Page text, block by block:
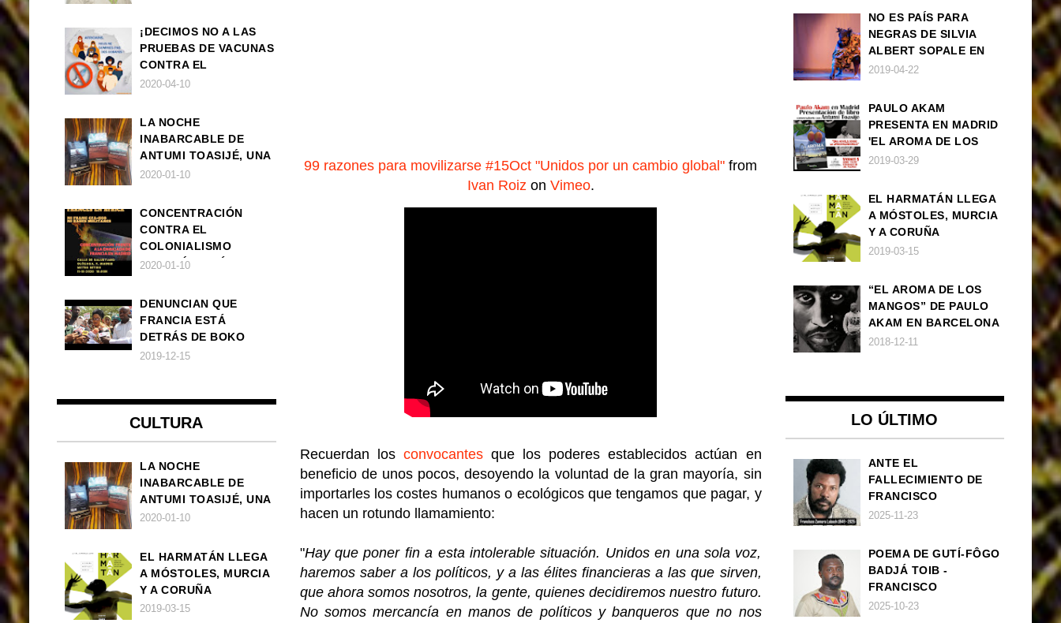
99 razones para movilizarse #15Oct "Unidos por un cambio global" from
Ivan Roizon Vimeo.
Recuerdan los convocantesque los poderes establecidos actúan en
beneficio de unos pocos, desoyendo la voluntad de la gran mayoría, sin
importarles los costes humanos o ecológicos que tengamos que pagar, y
hacen un rotundo llamamiento:
"Hay que poner fin a esta intolerable situación. Unidos en una sola voz,
haremos saber a los políticos, y a las élites financieras a las que sirven,
que ahora somos nosotros, la gente, quienes decidiremos nuestro futuro.
No somos mercancía en manos de políticos y banqueros que no nos
¡DECIMOS NO A LAS
PRUEBAS DE VACUNAS
CONTRA EL
CORONAVIRUS EN
2020-04-10
LA NOCHE
INABARCABLE DE
ANTUMI TOASIJÉ, UNA
NOVELA
2020-01-10
CONCENTRACIÓN
CONTRA EL
COLONIALISMO
FRANCÉS EN ÁFRICA
2020-01-10
DENUNCIAN QUE
FRANCIA ESTÁ
DETRÁS DE BOKO
HARAM
2019-12-15
CULTURA
LA NOCHE
INABARCABLE DE
ANTUMI TOASIJÉ, UNA
NOVELA
2020-01-10
EL HARMATÁN LLEGA
A MÓSTOLES, MURCIA
Y A CORUÑA
2019-03-15
NO ES PAÍS PARA
NEGRAS DE SILVIA
ALBERT SOPALE EN
BARCELONA
2019-04-22
PAULO AKAM
PRESENTA EN MADRID
'EL AROMA DE LOS
MANGOS', UNA
AFRODESCENDENCIA
2019-03-29
EL HARMATÁN LLEGA
A MÓSTOLES, MURCIA
Y A CORUÑA
2019-03-15
“EL AROMA DE LOS
MANGOS” DE PAULO
AKAM EN BARCELONA
2018-12-11
LO ÚLTIMO
ANTE EL
FALLECIMIENTO DE
FRANCISCO
ZAMORA LOBOCH
2025-11-23
POEMA DE GUTÍ-FÔGO
BADJÁ TOIB -
FRANCISCO
BALLOVERA ESTRADA:
2025-10-23